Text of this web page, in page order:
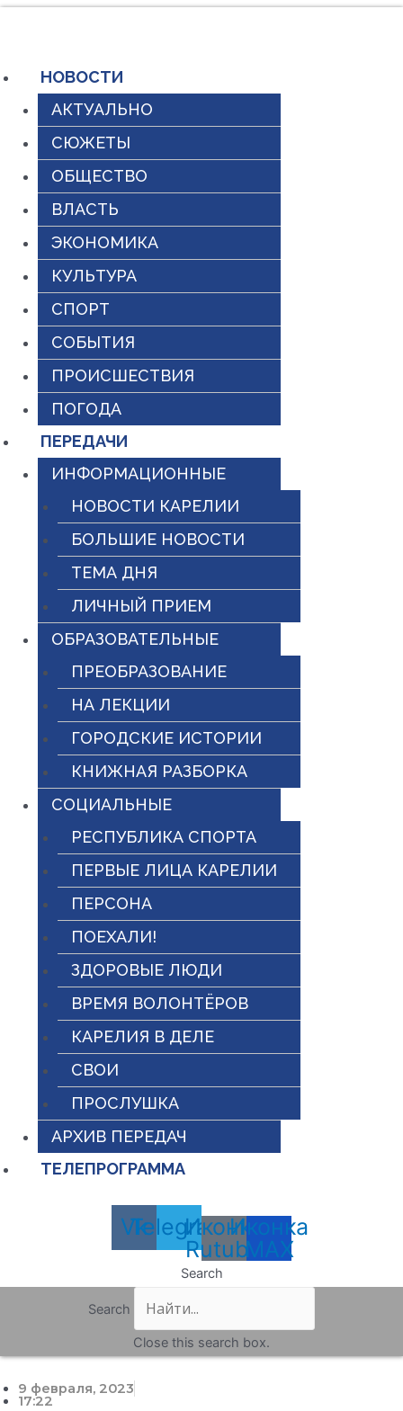
содержимому
НОВОСТИ
АКТУАЛЬНО
СЮЖЕТЫ
ОБЩЕСТВО
ВЛАСТЬ
ЭКОНОМИКА
КУЛЬТУРА
СПОРТ
СОБЫТИЯ
ПРОИСШЕСТВИЯ
ПОГОДА
ПЕРЕДАЧИ
ИНФОРМАЦИОННЫЕ
НОВОСТИ КАРЕЛИИ
БОЛЬШИЕ НОВОСТИ
ТЕМА ДНЯ
ЛИЧНЫЙ ПРИЕМ
ОБРАЗОВАТЕЛЬНЫЕ
ПРЕОБРАЗОВАНИЕ
НА ЛЕКЦИИ
ГОРОДСКИЕ ИСТОРИИ
КНИЖНАЯ РАЗБОРКА
СОЦИАЛЬНЫЕ
РЕСПУБЛИКА СПОРТА
ПЕРВЫЕ ЛИЦА КАРЕЛИИ
ПЕРСОНА
ПОЕХАЛИ!
ЗДОРОВЫЕ ЛЮДИ
ВРЕМЯ ВОЛОНТЁРОВ
КАРЕЛИЯ В ДЕЛЕ
СВОИ
ПРОСЛУШКА
АРХИВ ПЕРЕДАЧ
ТЕЛЕПРОГРАММА
Vk
Telegram
Иконка
Rutube
Иконка
MAX
Search
Search
Close this search box.
9 февраля, 2023
17:22